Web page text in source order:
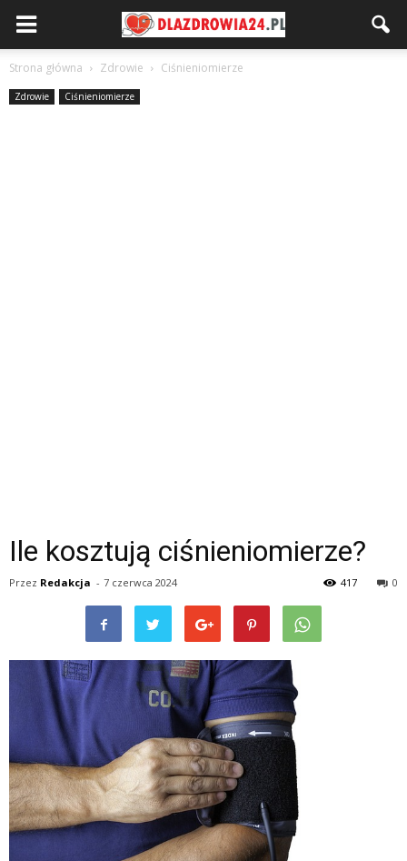
Strona główna Zdrowie Ciśnieniomierze
Zdrowie Ciśnieniomierze
Ile kosztują ciśnieniomierze?
Przez Redakcja - 7 czerwca 2024 0
417